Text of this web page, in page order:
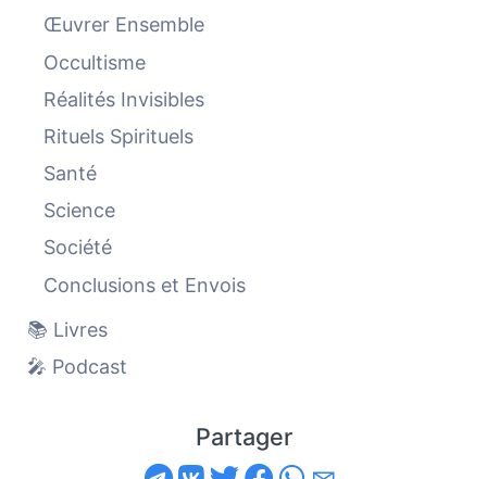
Œuvrer Ensemble
Occultisme
Réalités Invisibles
Rituels Spirituels
Santé
Science
Société
Conclusions et Envois
📚 Livres
🎤 Podcast
Partager